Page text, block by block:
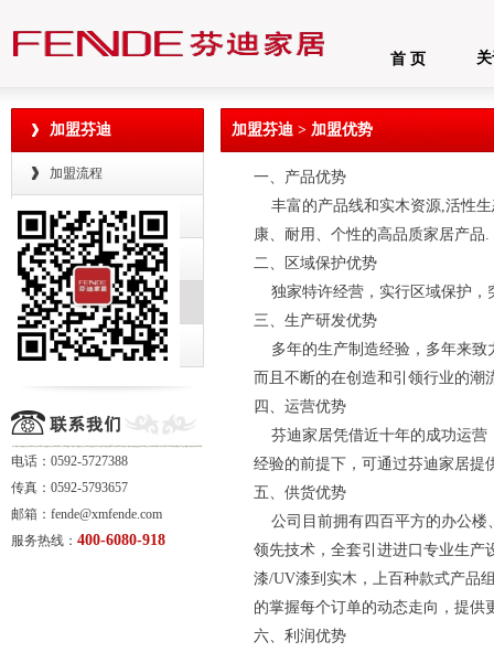
首 页
加盟芬迪
加盟流程
加盟资讯
加盟申请
加盟优势
营销网络
电话：0592-5727388
传真：0592-5793657
邮箱：fende@xmfende.com
服务热线： 400-6080-918
加盟芬迪 > 加盟优势
一、产品优势
丰富的产品线和实木资源,活性生
康、耐用、个性的高品质家居产品.
二、区域保护优势
独家特许经营，实行区域保护，
三、生产研发优势
多年的生产制造经验，多年来致
而且不断的在创造和引领行业的潮
四、运营优势
芬迪家居凭借近十年的成功运营
经验的前提下，可通过芬迪家居提
五、供货优势
公司目前拥有四百平方的办公楼
领先技术，全套引进进口专业生产
漆/UV漆到实木，上百种款式产品
的掌握每个订单的动态走向，提
六、利润优势